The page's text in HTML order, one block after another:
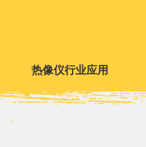
热像仪行业应用